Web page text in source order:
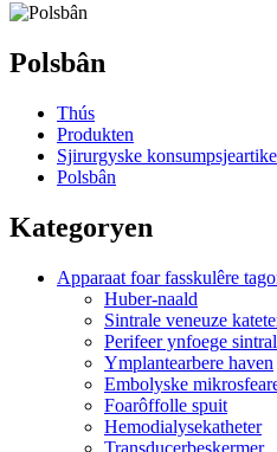
Polsbân
Thús
Produkten
Sjirurgyske
Polsbân
Kategoryen
Apparaat foar fasskulêre
Huber-naald
Sintrale veneuze
Perifeer ynfoege
Ymplantearbere haven
Embolyske
Foarôffolle spuit
Hemodialysekatheter
Transducerbeskermer